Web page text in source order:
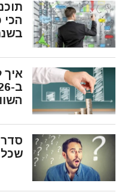
הכי
בשנת
איך